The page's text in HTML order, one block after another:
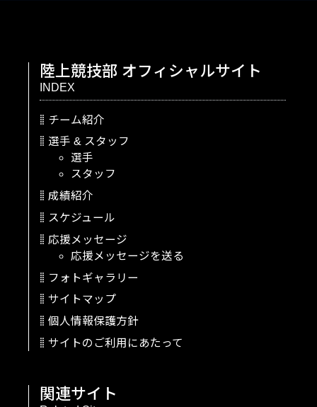
陸上競技部 オフィシャルサイト
INDEX
チーム紹介
選手 & スタッフ
選手
スタッフ
成績紹介
スケジュール
応援メッセージ
応援メッセージを送る
フォトギャラリー
サイトマップ
個人情報保護方針
サイトのご利用にあたって
関連サイト